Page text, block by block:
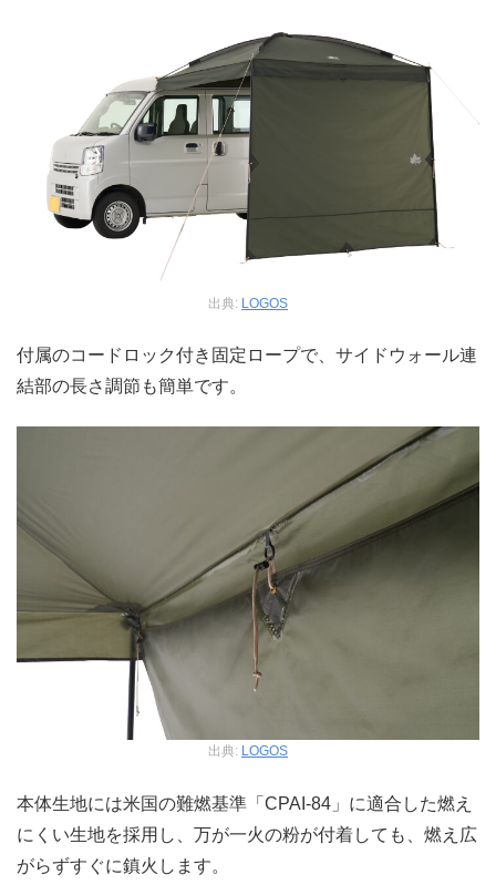
出典: LOGOS
付属のコードロック付き固定ロープで、サイドウォール連
結部の長さ調節も簡単です。
出典: LOGOS
本体生地には米国の難燃基準「CPAI-84」に適合した燃え
にくい生地を採用し、万が一火の粉が付着しても、燃え広
がらずすぐに鎮火します。